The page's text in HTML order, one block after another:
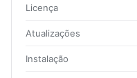
Licença
Atualizações
Instalação